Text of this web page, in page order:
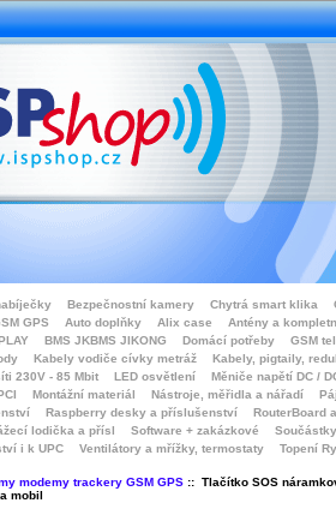
Bezpečnostní kamery Chytrá smart klika
GPS Auto doplňky Alix case Antény a
BMS JKBMS JIKONG Domácí potřeby GSM
Kabely vodiče cívky metráž Kabely, pigtaily,
230V - 85 Mbit LED osvětlení Měniče napětí DC /
Montážní materiál Nástroje, měřidla a nářadí
Raspberry desky a příslušenství RouterBoard
lodička a přísl Software + zakázkové
i k UPC Ventilátory a mřížky, termostaty Topení
modemy trackery GSM GPS:: Tlačítko SOS
mobil